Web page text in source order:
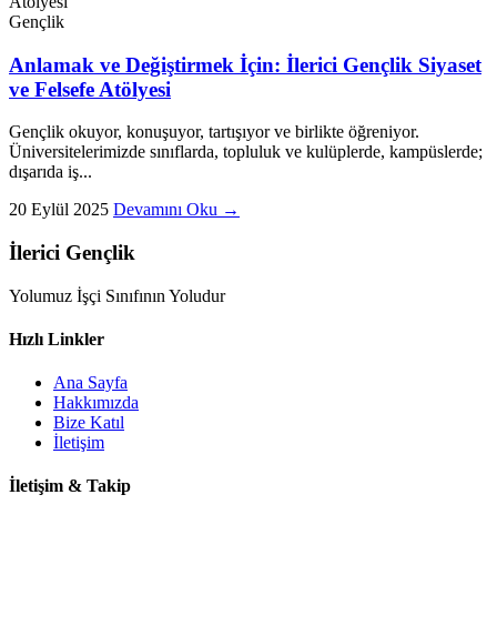
Gençlik
Anlamak ve Değiştirmek İçin: İlerici Gençlik Siyaset
ve Felsefe Atölyesi
Gençlik okuyor, konuşuyor, tartışıyor ve birlikte öğreniyor.
Üniversitelerimizde sınıflarda, topluluk ve kulüplerde, kampüslerde;
dışarıda iş...
20 Eylül 2025 Devamını Oku →
İlerici Gençlik
Yolumuz İşçi Sınıfının Yoludur
Hızlı Linkler
Ana Sayfa
Hakkımızda
Bize Katıl
İletişim
İletişim & Takip